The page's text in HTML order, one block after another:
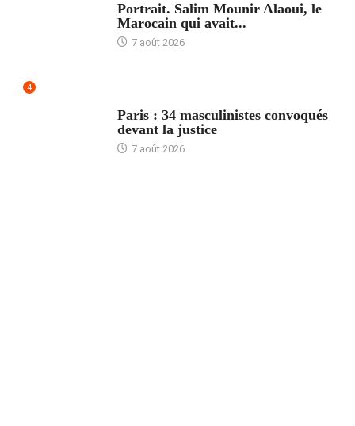
Portrait. Salim Mounir Alaoui, le
Marocain qui avait...
7 août 2026
4
Paris : 34 masculinistes convoqués
devant la justice
7 août 2026